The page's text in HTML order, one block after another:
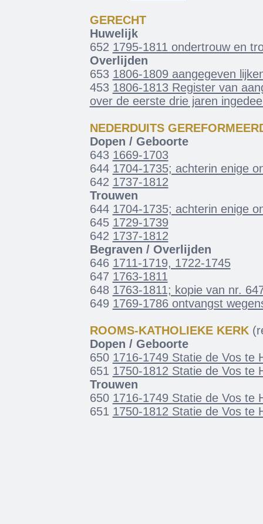
GERECHT
Huwelijk
652 1795-1811 ondertrouw en
Overlijden
653 1806-1809 aangegeven
453 1806-1813 Register van
over de eerste drie jaren
NEDERDUITS
Dopen / Geboorte
643 1669-1703
644 1704-1735; achterin enige
642 1737-1812
Trouwen
644 1704-1735; achterin enige
645 1729-1739
642 1737-1812
Begraven / Overlijden
646 1711-1719, 1722-1745
647 1763-1811
648 1763-1811; kopie van nr.
649 1769-1786 ontvangst
ROOMS-KATHOLIEKE KERK
Dopen / Geboorte
650 1716-1749 Statie de Vos te
651 1750-1812 Statie de Vos te
Trouwen
650 1716-1749 Statie de Vos te
651 1750-1812 Statie de Vos te